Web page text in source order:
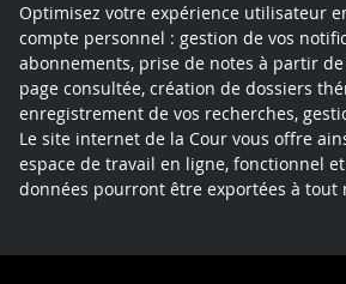
Optimisez votre expérience utilisateur
compte personnel : gestion de vos
abonnements, prise de notes à partir
page consultée, création de dossiers
enregistrement de vos recherches,
Le site internet de la Cour vous offre
espace de travail en ligne, fonctionnel
données pourront être exportées à tout